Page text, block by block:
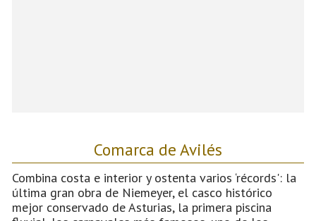
Comarca de Avilés
Combina costa e interior y ostenta varios ‘récords': la
última gran obra de Niemeyer, el casco histórico
mejor conservado de Asturias, la primera piscina